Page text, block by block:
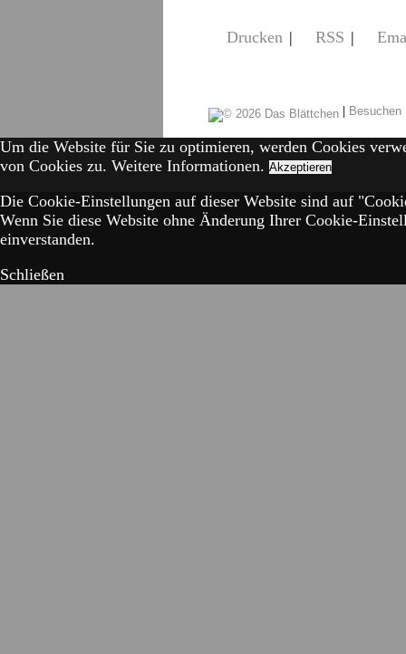
Drucken | RSS |
|
Um die Website für Sie zu optimieren, werden Cookies
von Cookies zu. Weitere Informationen. Akzeptieren
Die Cookie-Einstellungen auf dieser Website sind auf
Wenn Sie diese Website ohne Änderung Ihrer Cookie-
einverstanden.
Schließen